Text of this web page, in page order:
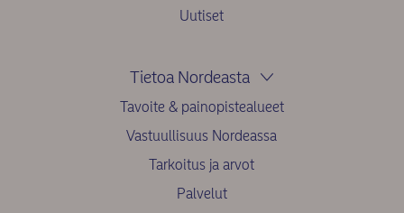
Uutiset
Tietoa Nordeasta
Tavoite & painopistealueet
Vastuullisuus Nordeassa
Tarkoitus ja arvot
Palvelut